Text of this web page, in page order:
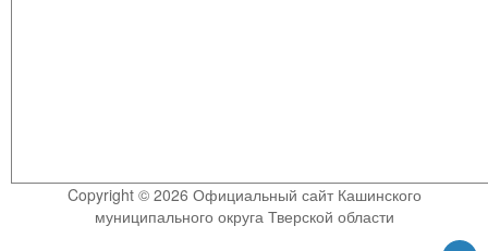
Copyright © 2026 Официальный сайт Кашинского
муниципального округа Тверской области